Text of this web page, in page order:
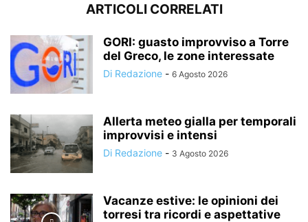
ARTICOLI CORRELATI
GORI: guasto improvviso a Torre
del Greco, le zone interessate
Di Redazione - 6 Agosto 2026
Allerta meteo gialla per temporali
improvvisi e intensi
Di Redazione - 3 Agosto 2026
Vacanze estive: le opinioni dei
torresi tra ricordi e aspettative